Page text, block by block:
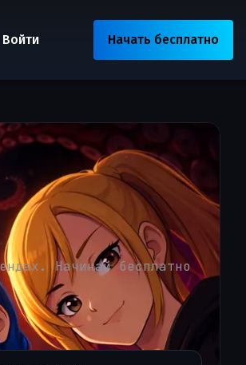
Войти Начать бесплатно
Начинай бесплатно